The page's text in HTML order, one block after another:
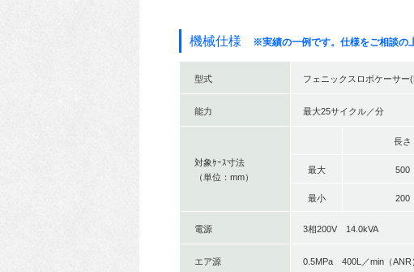
機械仕様 ※実績の一例です。仕様をご相談の
型式 フェニックスロボケーサー
能力 最大25サイクル／分
対象ｹｰｽ寸法
（単位：mm）
長さ
最大 500
最小 200
電源 3相200V 14.0kVA
エア源 0.5MPa 400L／min（ANR